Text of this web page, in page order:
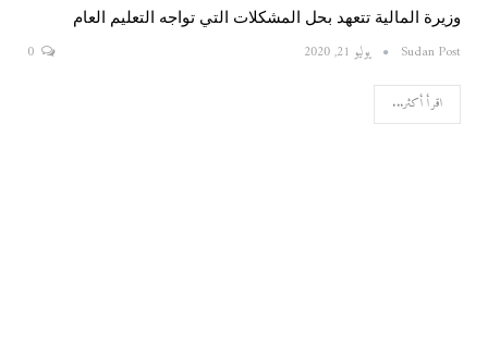
وزيرة المالية تتعهد بحل المشكلات التي تواجه التعليم العام
Sudan Post يوليو 21, 2020
اقرأ أكثر...